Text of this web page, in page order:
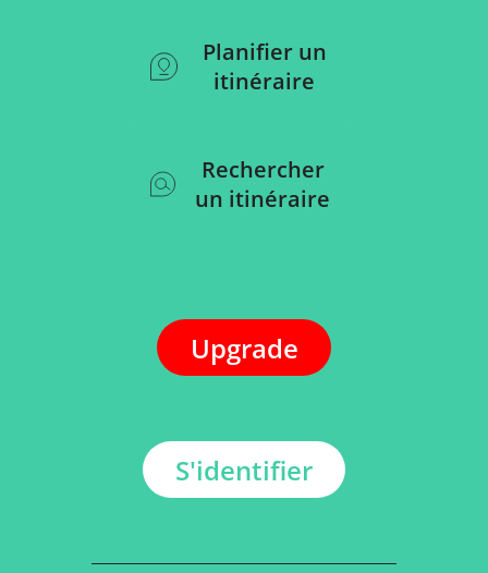
Planifier un
itinéraire
Rechercher
un itinéraire
Upgrade
S'identifier